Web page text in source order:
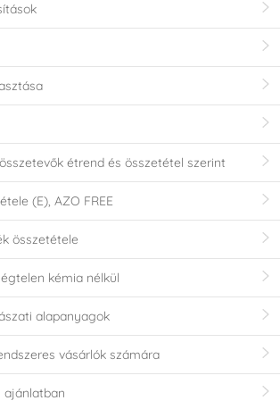
étrend és összetétel szerint
(E), AZO FREE
összetétele
kémia nélkül
alapanyagok
vásárlók számára
ajánlatban